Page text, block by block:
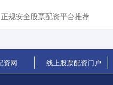
于公募发行，私募发行具有以下
规安全股票配资平台推荐
资网 线上股票配资门户